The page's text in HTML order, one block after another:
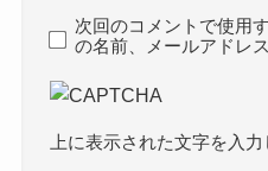
次回のコメントで使用
の名前、メールアドレ
上に表示された文字を入力